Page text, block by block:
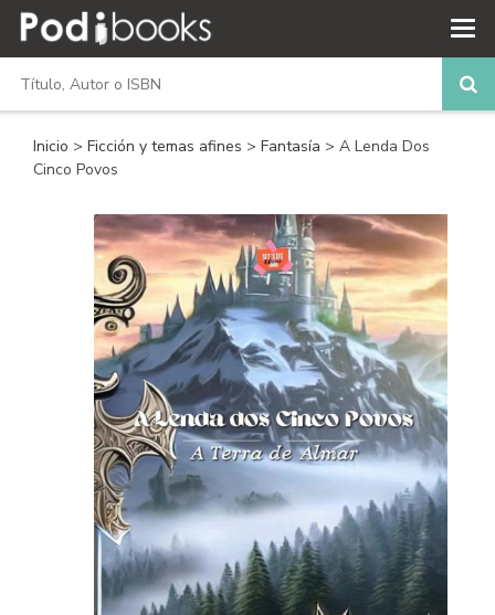
Inicio > Ficción y temas afines > Fantasía > A Lenda Dos
Cinco Povos